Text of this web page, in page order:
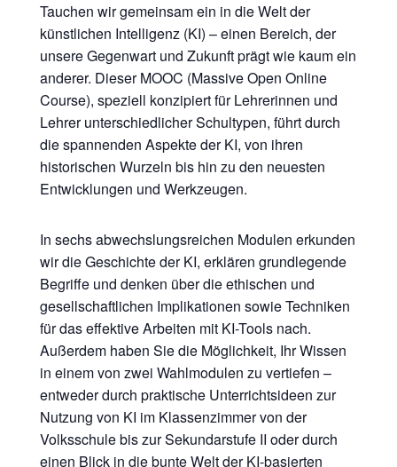
Tauchen wir gemeinsam ein in die Welt der
künstlichen Intelligenz (KI) – einen Bereich, der
unsere Gegenwart und Zukunft prägt wie kaum ein
anderer. Dieser MOOC (Massive Open Online
Course), speziell konzipiert für Lehrerinnen und
Lehrer unterschiedlicher Schultypen, führt durch
die spannenden Aspekte der KI, von ihren
historischen Wurzeln bis hin zu den neuesten
Entwicklungen und Werkzeugen.
In sechs abwechslungsreichen Modulen erkunden
wir die Geschichte der KI, erklären grundlegende
Begriffe und denken über die ethischen und
gesellschaftlichen Implikationen sowie Techniken
für das effektive Arbeiten mit KI-Tools nach.
Außerdem haben Sie die Möglichkeit, Ihr Wissen
in einem von zwei Wahlmodulen zu vertiefen –
entweder durch praktische Unterrichtsideen zur
Nutzung von KI im Klassenzimmer von der
Volksschule bis zur Sekundarstufe II oder durch
einen Blick in die bunte Welt der KI-basierten